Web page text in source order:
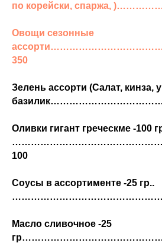
по корейски, спаржа,
Овощи сезонные
ассорти
350
Зелень ассорти (Салат, кинза,
Оливки гигант греческме -100
100
Соусы в ассортименте -25 гр..
Масло сливочное -25
гр